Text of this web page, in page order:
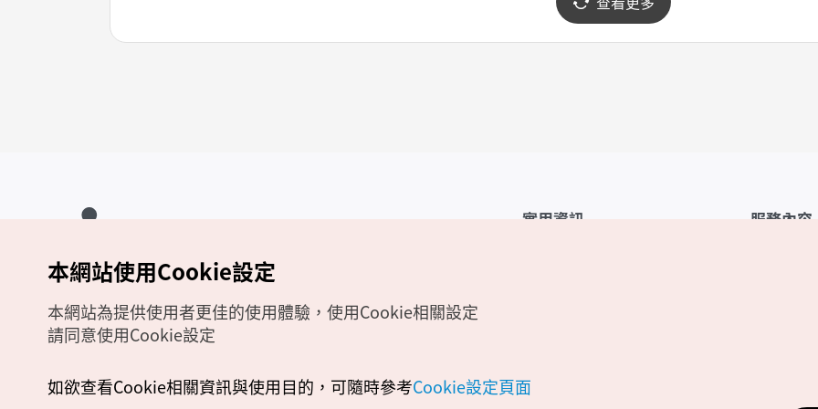
實用資訊 服務內容
位置資訊
Copyrights (c) 韓國觀光公社版權所有
如有相關疑問或建議，歡迎來信至官方信箱
本網站使用Cookie設定
本網站為提供使用者更佳的使用體驗，使用Cookie相關設定
請同意使用Cookie設定
如欲查看Cookie相關資訊與使用目的，可隨時參考Cookie設定頁面